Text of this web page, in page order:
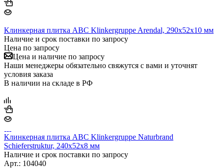
Клинкерная плитка ABC Klinkergruppe Arendal, 290х52х10 мм
Наличие и срок поставки по запросу
Цена по запросу
Цена и наличие по запросу
Наши менеджеры обязательно свяжутся с вами и уточнят
условия заказа
В наличии на складе в РФ
Клинкерная плитка ABC Klinkergruppe Naturbrand
Schieferstruktur, 240х52х8 мм
Наличие и срок поставки по запросу
Арт.: 104040